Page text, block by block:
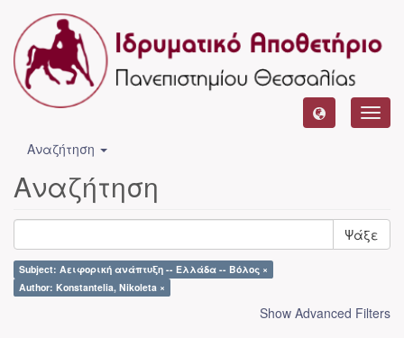
Αναζήτηση
Αναζήτηση
Ψάξε
Subject: Αειφορική ανάπτυξη -- Ελλάδα -- Βόλος ×
Author: Konstantelia, Nikoleta ×
Show Advanced Filters